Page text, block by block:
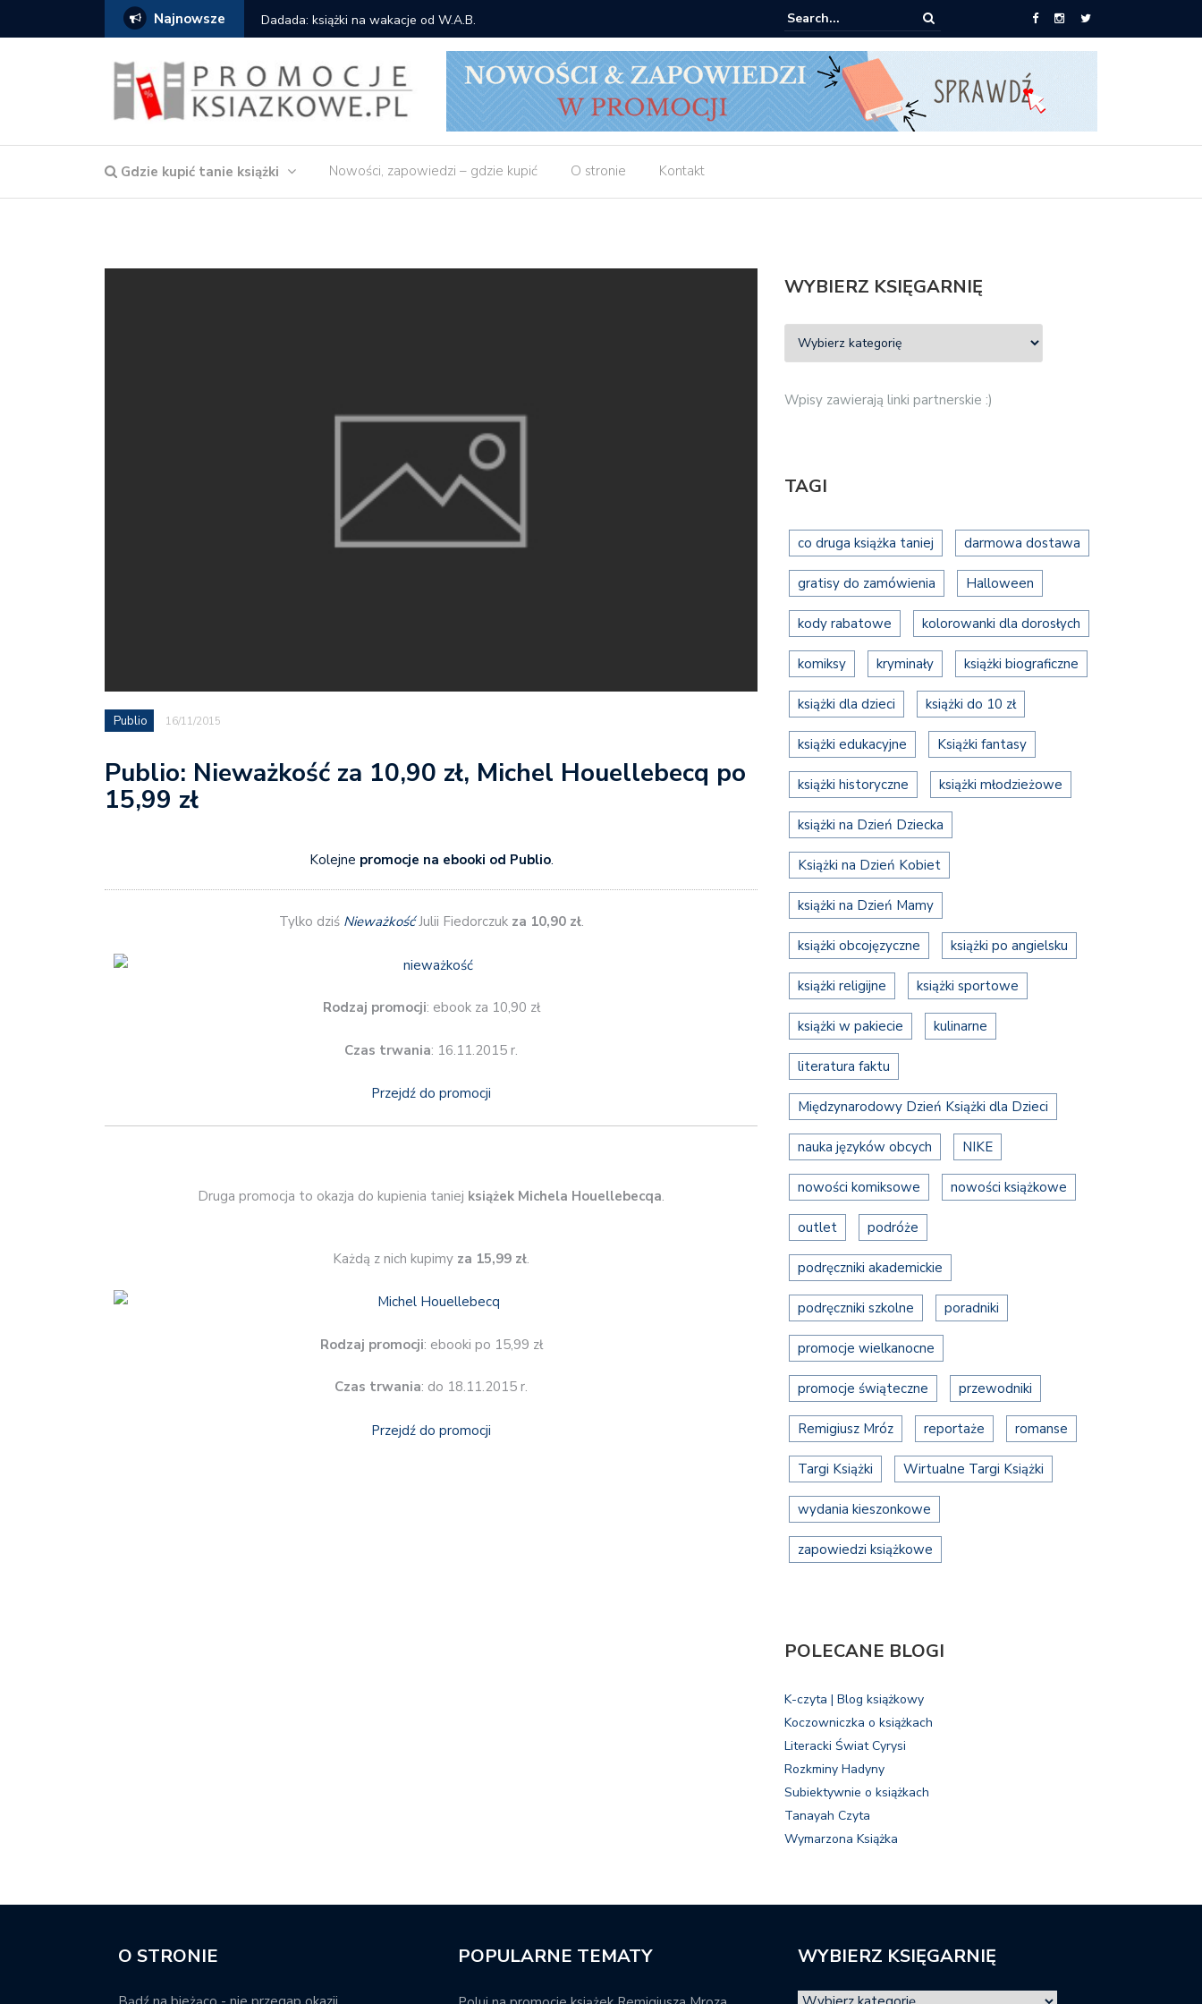
Najnowsze Dadada: książki na wakacje od W.A.B. Gdzie kupić: Mieczysław Gorzka – Copycat
Gdzie kupić tanie książki Nowości, zapowiedzi – gdzie kupić O stronie Kontakt
Publio 16/11/2015
Publio: Nieważkość za 10,90 zł, Michel Houellebecq po
15,99 zł
Kolejne promocje na ebooki od Publio.
Tylko dziś NieważkośćJulii Fiedorczukza 10,90 zł.
Rodzaj promocji: ebook za 10,90 zł
Czas trwania: 16.11.2015 r.
Przejdź do promocji
Druga promocja to okazja do kupienia taniej książek Michela Houellebecqa.
Każdą z nich kupimy za 15,99 zł.
Rodzaj promocji: ebooki po 15,99 zł
Czas trwania: do 18.11.2015 r.
Przejdź do promocji
WYBIERZ KSIĘGARNIĘ
Wpisy zawierają linki partnerskie :)
TAGI
co druga książka taniej darmowa dostawa
gratisy do zamówienia Halloween
kody rabatowe kolorowanki dla dorosłych
komiksy kryminały książki biograficzne
książki dla dzieci książki do 10 zł
książki edukacyjne Książki fantasy
książki historyczne książki młodzieżowe
książki na Dzień Dziecka
Książki na Dzień Kobiet
książki na Dzień Mamy
książki obcojęzyczne książki po angielsku
książki religijne książki sportowe
książki w pakiecie kulinarne
literatura faktu
Międzynarodowy Dzień Książki dla Dzieci
nauka języków obcych NIKE
nowości komiksowe nowości książkowe
outlet podróże
podręczniki akademickie
podręczniki szkolne poradniki
promocje wielkanocne
promocje świąteczne przewodniki
Remigiusz Mróz reportaże romanse
Targi Książki Wirtualne Targi Książki
wydania kieszonkowe
zapowiedzi książkowe
POLECANE BLOGI
K-czyta | Blog książkowy
Koczowniczka o książkach
Literacki Świat Cyrysi
Rozkminy Hadyny
Subiektywnie o książkach
Tanayah Czyta
Wymarzona Książka
O STRONIE POPULARNE TEMATY WYBIERZ KSIĘGARNIĘ